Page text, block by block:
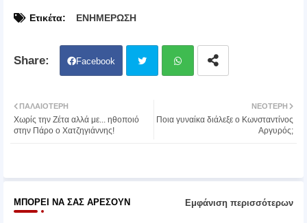
Ετικέτα: ΕΝΗΜΕΡΩΣΗ
Facebook
ter atsa
ΝΕΌΤΕΡΗ
Ποια γυναίκα διάλεξε ο Κωνσταντίνος
Αργυρός;
ΠΑΛΑΙΌΤΕΡΗ
Χωρίς την Ζέτα αλλά με... ηθοποιό
στην Πάρο ο Χατζηγιάννης!
ΜΠΟΡΕΊ ΝΑ ΣΑΣ ΑΡΈΣΟΥΝ Εμφάνιση περισσότερων